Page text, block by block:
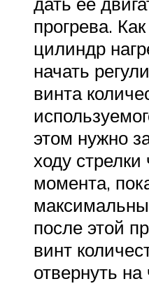
прогрева.
цилиндр
начать
винта
этом нужно
ходу стрелки
момента,
после этой
винт
отвернуть на